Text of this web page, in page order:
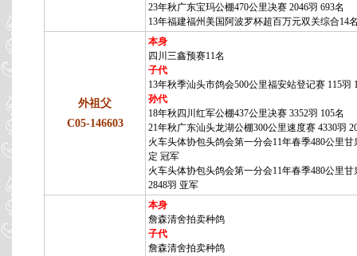
23年秋广东宝玛公棚470公里决赛 2046羽 693名
13年福建福州美国阿波罗杯超百万元双关综合14
外祖父
C05-146603
本身
四川三鑫预赛11名
子代
13年秋季汕头市鸽会500公里福安站登记赛 115羽
孙代
18年秋四川红军公棚437公里决赛 3352羽 105名
21年秋广东汕头龙湖公棚300公里速度赛 4330羽
火车头体协包头鸽会第一分会11年春季480公里甘
定 冠军
火车头体协包头鸽会第一分会11年春季480公里甘
2848羽 亚军
本身
詹森清舍拍卖种鸽
子代
詹森清舍拍卖种鸽